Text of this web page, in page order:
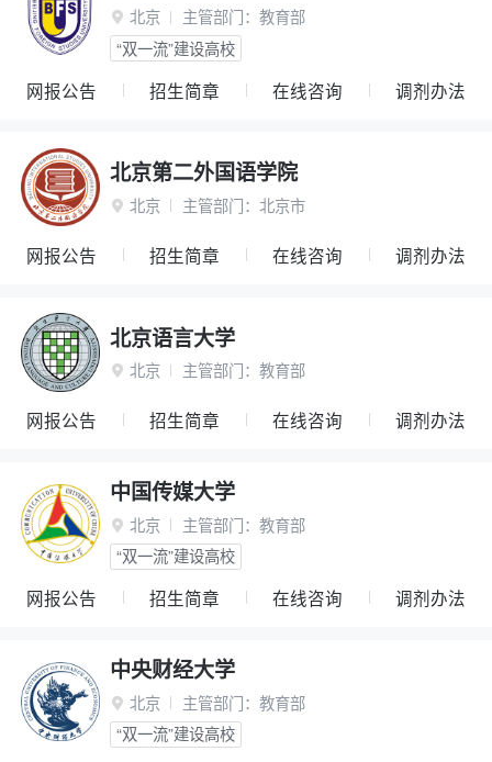
 北京 主管部门： 教育部
“双一流”建设高校
网报公告 招生简章 在线咨询 调剂办法
北京第二外国语学院
 北京 主管部门： 北京市
网报公告 招生简章 在线咨询 调剂办法
北京语言大学
 北京 主管部门： 教育部
网报公告 招生简章 在线咨询 调剂办法
中国传媒大学
 北京 主管部门： 教育部
“双一流”建设高校
网报公告 招生简章 在线咨询 调剂办法
中央财经大学
 北京 主管部门： 教育部
“双一流”建设高校